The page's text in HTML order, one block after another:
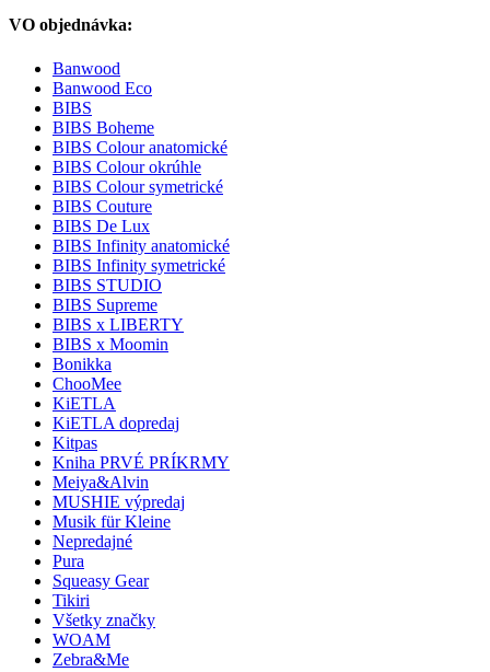
VO objednávka:
Banwood
Banwood Eco
BIBS
BIBS Boheme
BIBS Colour anatomické
BIBS Colour okrúhle
BIBS Colour symetrické
BIBS Couture
BIBS De Lux
BIBS Infinity anatomické
BIBS Infinity symetrické
BIBS STUDIO
BIBS Supreme
BIBS x LIBERTY
BIBS x Moomin
Bonikka
ChooMee
KiETLA
KiETLA dopredaj
Kitpas
Kniha PRVÉ PRÍKRMY
Meiya&Alvin
MUSHIE výpredaj
Musik für Kleine
Nepredajné
Pura
Squeasy Gear
Tikiri
Všetky značky
WOAM
Zebra&Me